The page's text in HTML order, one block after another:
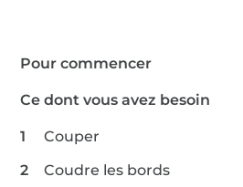
Pour commencer
Ce dont vous avez besoin
Couper
Coudre les bords